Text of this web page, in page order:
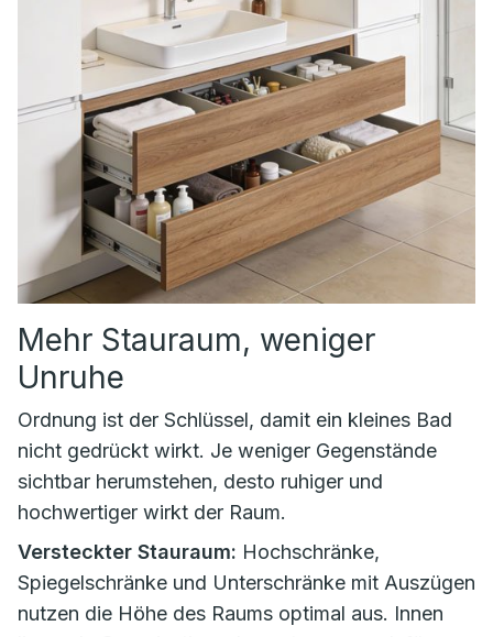
Mehr Stauraum, weniger
Unruhe
Ordnung ist der Schlüssel, damit ein kleines Bad
nicht gedrückt wirkt. Je weniger Gegenstände
sichtbar herumstehen, desto ruhiger und
hochwertiger wirkt der Raum.
Versteckter Stauraum: Hochschränke,
Spiegelschränke und Unterschränke mit Auszügen
nutzen die Höhe des Raums optimal aus. Innen